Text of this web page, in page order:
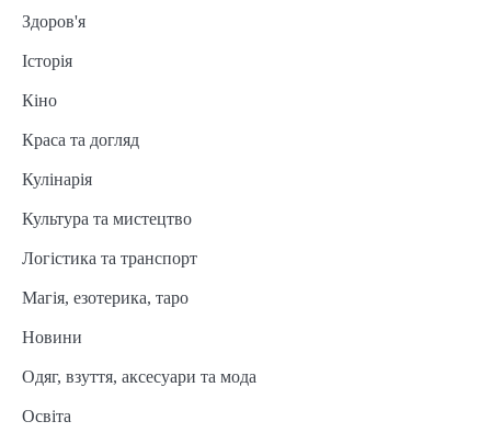
Здоров'я
Історія
Кіно
Краса та догляд
Кулінарія
Культура та мистецтво
Логістика та транспорт
Магія, езотерика, таро
Новини
Одяг, взуття, аксесуари та мода
Освіта